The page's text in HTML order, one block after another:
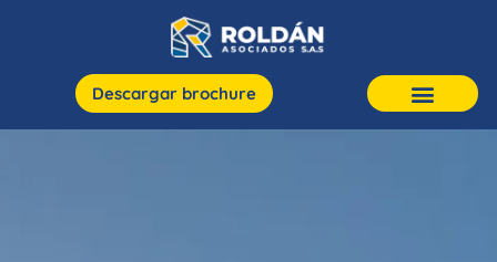
Descargar brochure